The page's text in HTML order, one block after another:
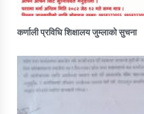
तातोपानी गाउँपालिका जुम्लाको बालविवाह सन्देश
कर्णाली प्रविधि शिक्षालय जुम्लाको सुचना